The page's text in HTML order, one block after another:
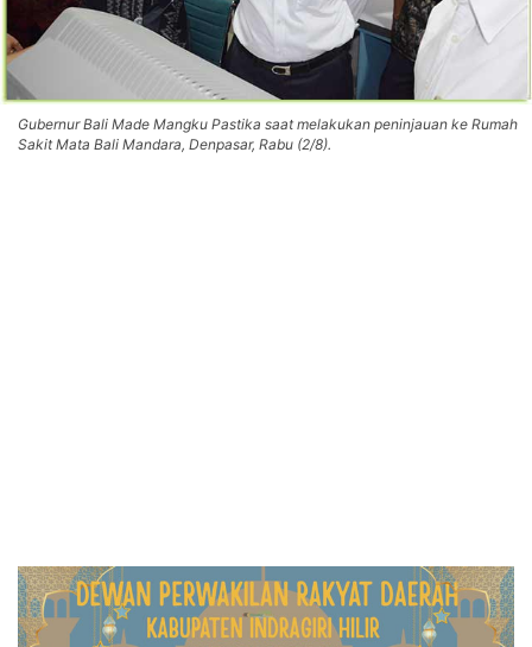
Gubernur Bali Made Mangku Pastika saat melakukan peninjauan ke Rumah
Sakit Mata Bali Mandara, Denpasar, Rabu (2/8).